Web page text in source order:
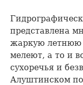
представлена
жаркую летнюю
мелеют, а то и
сухоречья и
Алуштинском